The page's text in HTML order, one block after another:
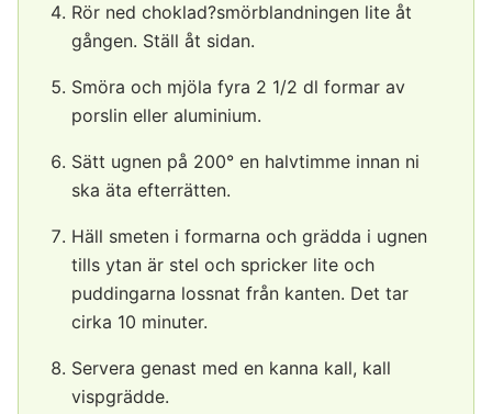
Rör ned choklad?smörblandningen lite åt
gången. Ställ åt sidan.
Smöra och mjöla fyra 2 1/2 dl formar av
porslin eller aluminium.
Sätt ugnen på 200° en halvtimme innan ni
ska äta efterrätten.
Häll smeten i formarna och grädda i ugnen
tills ytan är stel och spricker lite och
puddingarna lossnat från kanten. Det tar
cirka 10 minuter.
Servera genast med en kanna kall, kall
vispgrädde.